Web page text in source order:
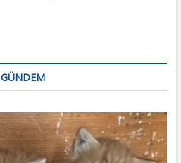
GÜNDEM